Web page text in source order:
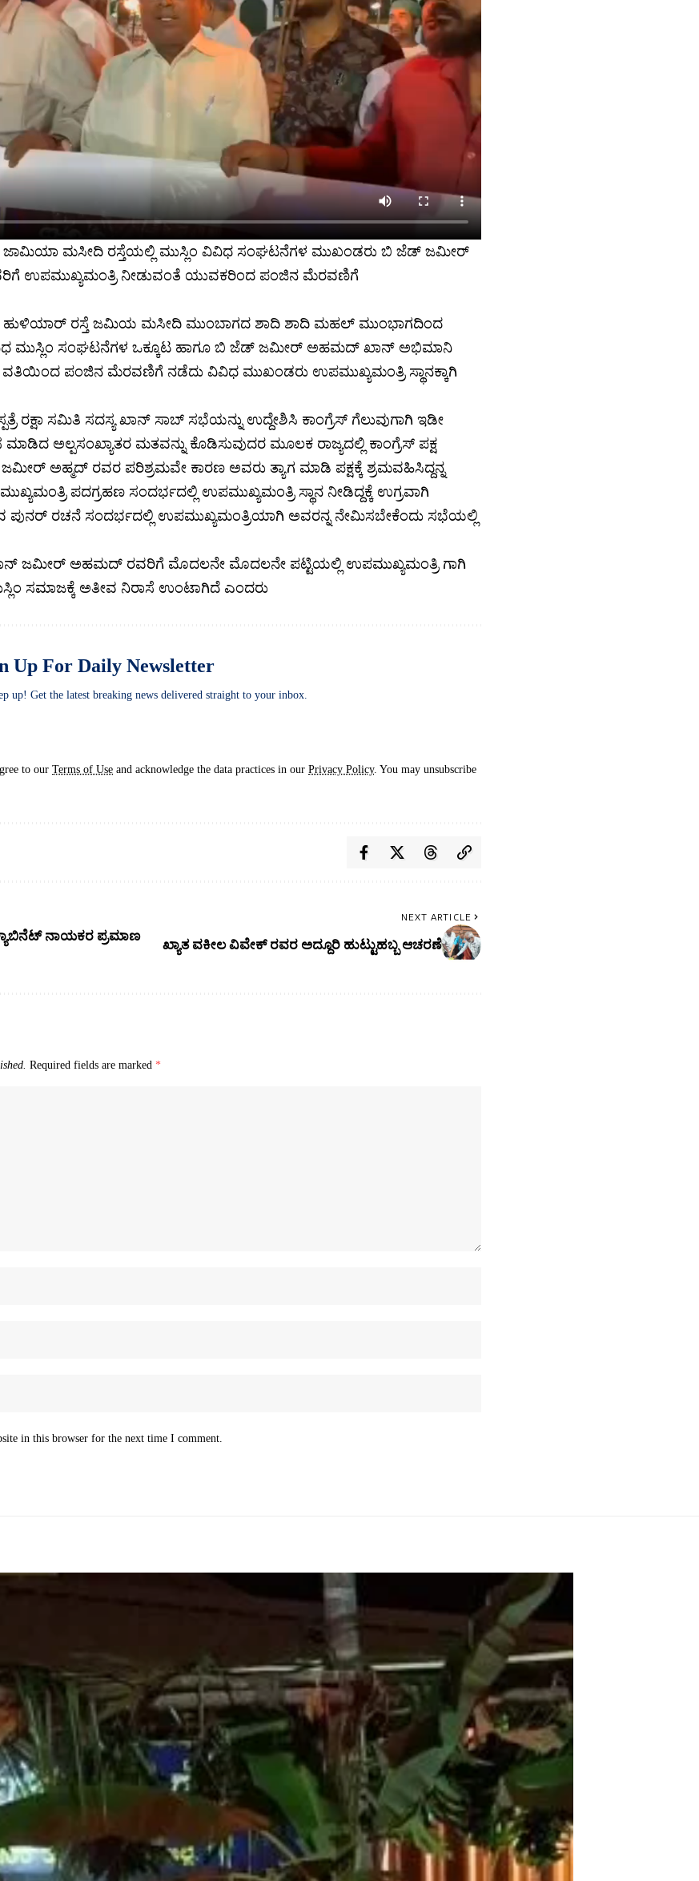
ಜಾಮಿಯಾ ಮಸೀದಿ ರಸ್ತೆಯಲ್ಲಿ ಮುಸ್ಲಿಂ ವಿವಿಧ ಸಂಘಟನೆಗಳ ಮುಖಂಡರು ಬಿ ಜೆಡ್ ಜಮೀರ್
ಉಪಮುಖ್ಯಮಂತ್ರಿ ನೀಡುವಂತೆ ಯುವಕರಿಂದ ಪಂಜಿನ ಮೆರವಣಿಗೆ
ಹುಳಿಯಾರ್ ರಸ್ತೆ ಜಮಿಯ ಮಸೀದಿ ಮುಂಬಾಗದ ಶಾದಿ ಶಾದಿ ಮಹಲ್ ಮುಂಭಾಗದಿಂದ
ಮುಸ್ಲಿಂ ಸಂಘಟನೆಗಳ ಒಕ್ಕೂಟ ಹಾಗೂ ಬಿ ಜೆಡ್ ಜಮೀರ್ ಅಹಮದ್ ಖಾನ್ ಅಭಿಮಾನಿ
ವತಿಯಿಂದ ಪಂಜಿನ ಮೆರವಣಿಗೆ ನಡೆದು ವಿವಿಧ ಮುಖಂಡರು ಉಪಮುಖ್ಯಮಂತ್ರಿ ಸ್ಥಾನಕ್ಕಾಗಿ
ರಕ್ಷಾ ಸಮಿತಿ ಸದಸ್ಯ ಖಾನ್ ಸಾಬ್ ಸಭೆಯನ್ನು ಉದ್ದೇಶಿಸಿ ಕಾಂಗ್ರೆಸ್ ಗೆಲುವುಗಾಗಿ ಇಡೀ
ಮಾಡಿದ ಅಲ್ಪಸಂಖ್ಯಾತರ ಮತವನ್ನು ಕೊಡಿಸುವುದರ ಮೂಲಕ ರಾಜ್ಯದಲ್ಲಿ ಕಾಂಗ್ರೆಸ್ ಪಕ್ಷ
ಜಮೀರ್ ಅಹ್ಮದ್ ರವರ ಪರಿಶ್ರಮವೇ ಕಾರಣ ಅವರು ತ್ಯಾಗ ಮಾಡಿ ಪಕ್ಷಕ್ಕೆ ಶ್ರಮವಹಿಸಿದ್ದನ್ನ
ಪದಗ್ರಹಣ ಸಂದರ್ಭದಲ್ಲಿ ಉಪಮುಖ್ಯಮಂತ್ರಿ ಸ್ಥಾನ ನೀಡಿದ್ದಕ್ಕೆ ಉಗ್ರವಾಗಿ
ಪುನರ್ ರಚನೆ ಸಂದರ್ಭದಲ್ಲಿ ಉಪಮುಖ್ಯಮಂತ್ರಿಯಾಗಿ ಅವರನ್ನ ನೇಮಿಸಬೇಕೆಂದು ಸಭೆಯಲ್ಲಿ
ಜಮೀರ್ ಅಹಮದ್ ರವರಿಗೆ ಮೊದಲನೇ ಮೊದಲನೇ ಪಟ್ಟಿಯಲ್ಲಿ ಉಪಮುಖ್ಯಮಂತ್ರಿ ಗಾಗಿ
ಸಮಾಜಕ್ಕೆ ಅತೀವ ನಿರಾಸೆ ಉಂಟಾಗಿದೆ ಎಂದರು
Up For Daily Newsletter
up! Get the latest breaking news delivered straight to your inbox.
to our Terms of Use and acknowledge the data practices in our Privacy Policy. You may unsubscribe
ನಾಯಕರ ಪ್ರಮಾಣ
NEXT ARTICLE
ಖ್ಯಾತ ವಕೀಲ ವಿವೇಕ್ ರವರ ಅದ್ದೂರಿ ಹುಟ್ಟುಹಬ್ಬ ಆಚರಣೆ
Required fields are marked *
in this browser for the next time I comment.